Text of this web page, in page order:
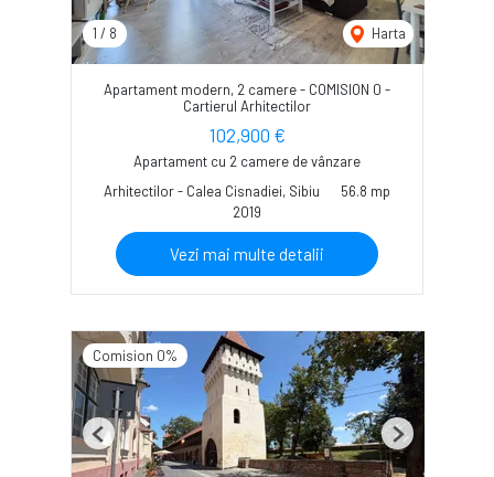
1 / 8 Harta
Apartament modern, 2 camere - COMISION 0 -
Cartierul Arhitectilor
102,900 €
Apartament cu 2 camere de vânzare
Arhitectilor - Calea Cisnadiei, Sibiu
56.8 mp
2019
Vezi mai multe detalii
Comision 0%
Previous Next